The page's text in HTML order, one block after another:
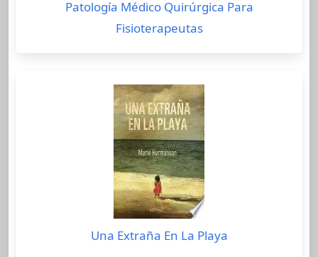
Patología Médico Quirúrgica Para
Fisioterapeutas
Una Extraña En La Playa